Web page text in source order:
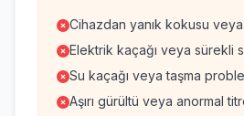
Cihazdan yanık kokusu veya
Elektrik kaçağı veya sürekli
Su kaçağı veya taşma
Aşırı gürültü veya anormal